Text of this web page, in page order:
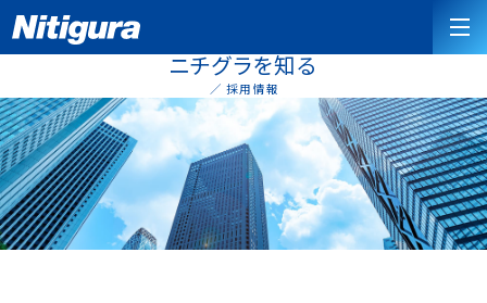
ニチグラを知る
採用情報